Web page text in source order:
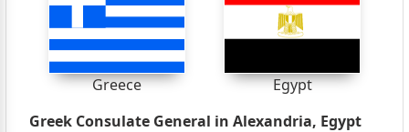
Greece
Egypt
Greek Consulate General in Alexandria, Egypt